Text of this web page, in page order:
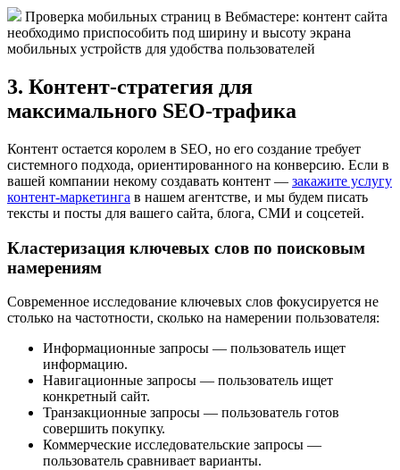
Проверка мобильных страниц в Вебмастере: контент сайта
необходимо приспособить под ширину и высоту экрана
мобильных устройств для удобства пользователей
3. Контент-стратегия для
максимального SEO-трафика
Контент остается королем в SEO, но его создание требует
системного подхода, ориентированного на конверсию. Если в
вашей компании некому создавать контент — закажите услугу
контент-маркетинга в нашем агентстве, и мы будем писать
тексты и посты для вашего сайта, блога, СМИ и соцсетей.
Кластеризация ключевых слов по поисковым
намерениям
Современное исследование ключевых слов фокусируется не
столько на частотности, сколько на намерении пользователя:
Информационные запросы — пользователь ищет
информацию.
Навигационные запросы — пользователь ищет
конкретный сайт.
Транзакционные запросы — пользователь готов
совершить покупку.
Коммерческие исследовательские запросы —
пользователь сравнивает варианты.